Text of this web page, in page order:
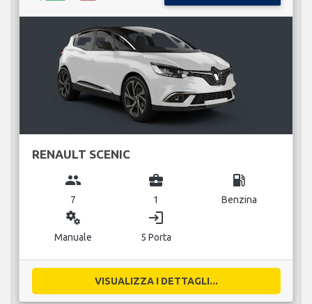
RENAULT SCENIC
group
7
business_center
1
local_gas_station
Benzina
miscellaneous_services
Manuale
login
5 Porta
VISUALIZZA I DETTAGLI...